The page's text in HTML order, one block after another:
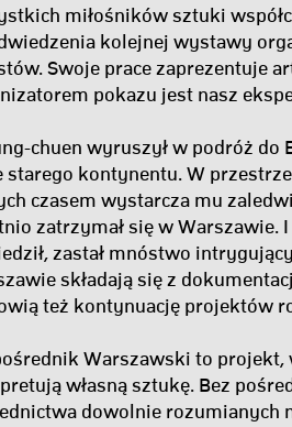
miłośników sztuki
kolejnej wystawy
Swoje prace zaprezentuje
pokazu jest nasz
chuen wyruszył w podróż
starego kontynentu. W
czasem wystarcza mu
zatrzymał się w
zastał mnóstwo
składają się z
też kontynuację projektów
Warszawski to
własną sztukę. Bez
dowolnie rozumianych